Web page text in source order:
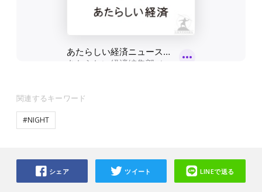
関連するキーワード
#NIGHT
シェア ツイート LINEで送る